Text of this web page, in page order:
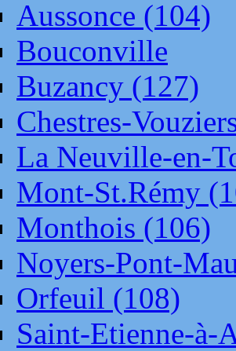
Aussonce (104)
Bouconville
Buzancy (127)
Chestres-
La Neuville-en-
Mont-St.Rémy
Monthois (106)
Noyers-Pont-
Orfeuil (108)
Saint-Etienne-à-